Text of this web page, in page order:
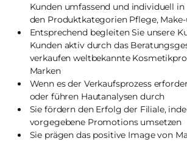
Kunden umfassend und individuell in
den Produktkategorien Pflege,
Entsprechend begleiten Sie unsere
Kunden aktiv durch das
verkaufen weltbekannte
Marken
Wenn es der Verkaufsprozess
oder führen Hautanalysen durch
Sie fördern den Erfolg der Filiale,
vorgegebene Promotions umsetzen
Sie prägen das positive Image von